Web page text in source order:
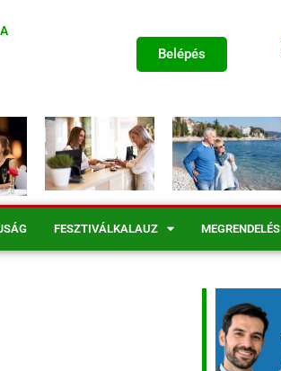
Belépés
FESZTIVÁLKALAUZ MEGRENDELÉS